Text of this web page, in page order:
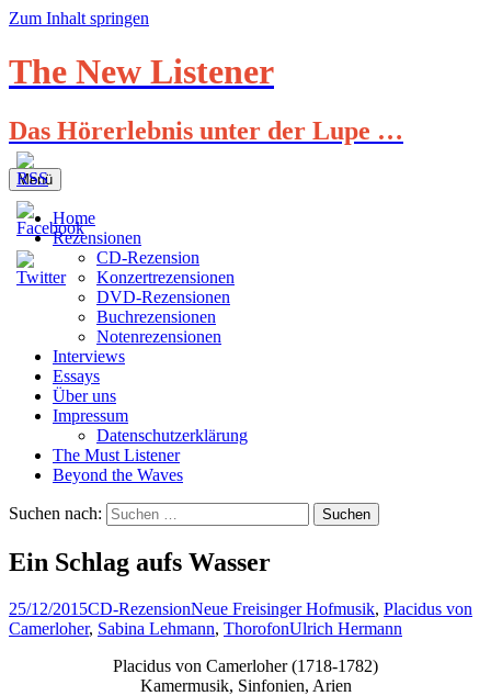
Zum Inhalt springen
The New Listener
Das Hörerlebnis unter der Lupe …
Menü
Home
Rezensionen
CD-Rezension
Konzertrezensionen
DVD-Rezensionen
Buchrezensionen
Notenrezensionen
Interviews
Essays
Über uns
Impressum
Datenschutzerklärung
The Must Listener
Beyond the Waves
Suchen nach:
Ein Schlag aufs Wasser
25/12/2015CD-RezensionNeue Freisinger Hofmusik, Placidus von
Camerloher, Sabina Lehmann, ThorofonUlrich Hermann
Placidus von Camerloher (1718-1782)
Kamermusik, Sinfonien, Arien